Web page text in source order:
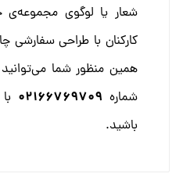
شعار یا لوگوی مجموعه‌ی
کارکنان با طراحی سفارشی
همین منظور شما
شماره 02166769709
باشید.